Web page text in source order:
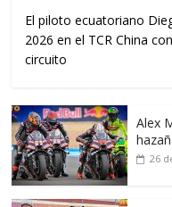
El piloto ecuatoriano
2026 en el TCR China
circuito
Alex
26